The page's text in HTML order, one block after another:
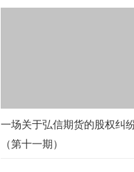
一场关于弘信期货的股权纠
（第十一期）